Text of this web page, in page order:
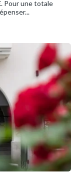
Pour une totale